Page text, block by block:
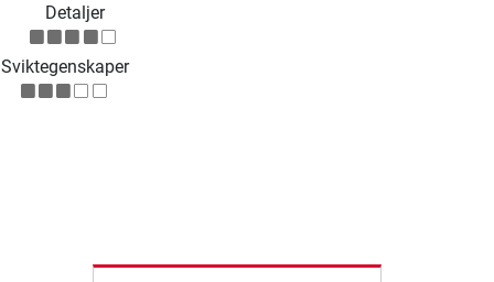
Detaljer
Sviktegenskaper